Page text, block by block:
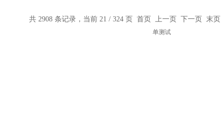
共 2908 条记录，当前 21 / 324 页 首页 上一页 下一页 末页